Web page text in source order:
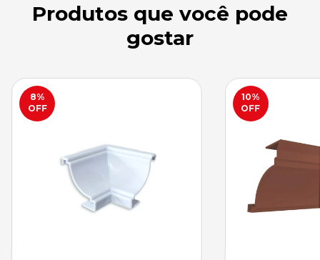
Produtos que você pode
gostar
8%
OFF
10%
OFF